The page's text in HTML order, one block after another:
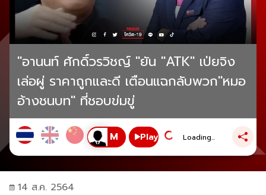
"อานนท์ ศักดิ์วรวิชญ์ "ยัน "ATK" เป่ยจิง
เล่อผู่ ราคาถูกและดี เตือนแฉกลับพวก"หมอ
อ้างชนบท" ที่ชอบข่มขู่
Play Loading...
14 ส.ค. 2564